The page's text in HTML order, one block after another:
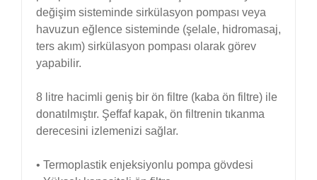
değişim sisteminde sirkülasyon pompası veya
havuzun eğlence sisteminde (şelale, hidromasaj,
ters akım) sirkülasyon pompası olarak görev
yapabilir.
8 litre hacimli geniş bir ön filtre (kaba ön filtre) ile
donatılmıştır. Şeffaf kapak, ön filtrenin tıkanma
derecesini izlemenizi sağlar.
• Termoplastik enjeksiyonlu pompa gövdesi